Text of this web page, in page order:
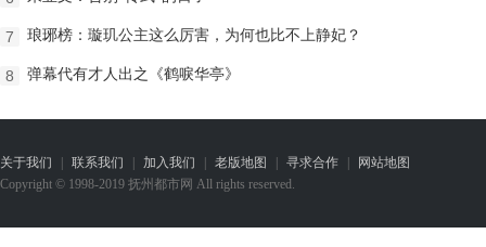
7 琅琊榜：璇玑公主这么厉害，为何也比不上静妃？
8 弹幕代有才人出之《鹤唳华亭》
关于我们 | 联系我们 | 加入我们 | 老版地图 | 寻求合作 |
网站地图
Copyright © 1998-2019 抚州都市网 All rights reserved.